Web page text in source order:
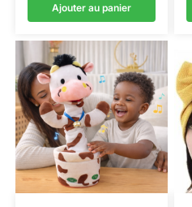
Ajouter au panier